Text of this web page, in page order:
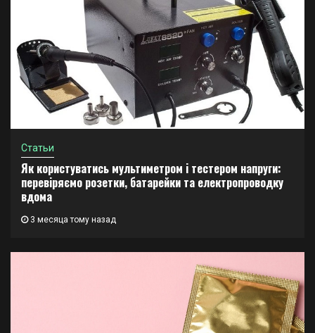
Статьи
Як користуватись мультиметром і тестером напруги:
перевіряємо розетки, батарейки та електропроводку
вдома
3 месяца тому назад